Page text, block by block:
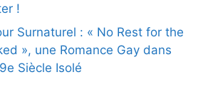
!
Surnaturel : « No Rest for the
», une Romance Gay dans
Siècle Isolé